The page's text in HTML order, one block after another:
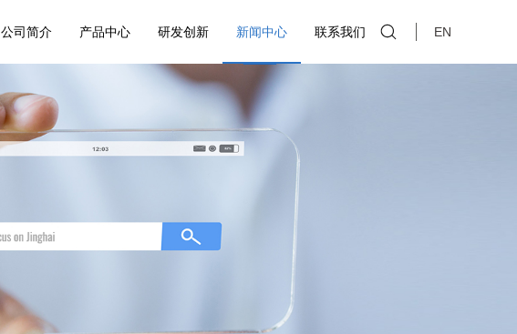
EN
公司简介 产品中心 研发创新 新闻中心 联系我们